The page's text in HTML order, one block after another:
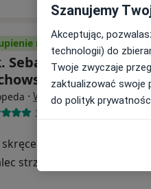
na pacjencie
Sebastian
· Więcej
339 opinii
i złamania
strzelający NFZ bez
Szanujemy
Akceptując,
technologii) do
Twoje zwyczaje
zaktualizować swoje
do polityk